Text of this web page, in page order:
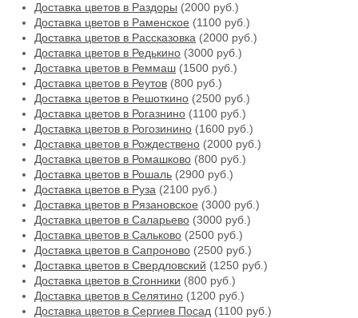
Доставка цветов в Раздоры (2000 руб.)
Доставка цветов в Раменское (1100 руб.)
Доставка цветов в Рассказовка (2000 руб.)
Доставка цветов в Редькино (3000 руб.)
Доставка цветов в Реммаш (1500 руб.)
Доставка цветов в Реутов (800 руб.)
Доставка цветов в Решоткино (2500 руб.)
Доставка цветов в Рогазнино (1100 руб.)
Доставка цветов в Рогозинино (1600 руб.)
Доставка цветов в Рождествено (2000 руб.)
Доставка цветов в Ромашково (800 руб.)
Доставка цветов в Рошаль (2900 руб.)
Доставка цветов в Руза (2100 руб.)
Доставка цветов в Рязановское (3000 руб.)
Доставка цветов в Саларьево (3000 руб.)
Доставка цветов в Сальково (2500 руб.)
Доставка цветов в Сапроново (2500 руб.)
Доставка цветов в Свердловский (1250 руб.)
Доставка цветов в Сгонники (800 руб.)
Доставка цветов в Селятино (1200 руб.)
Доставка цветов в Сергиев Посад (1100 руб.)